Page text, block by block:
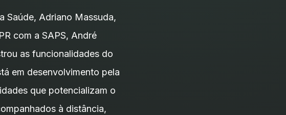
Saúde, Adriano Massuda,
com a SAPS, André
as funcionalidades do
em desenvolvimento pela
que potencializam o
à distância,